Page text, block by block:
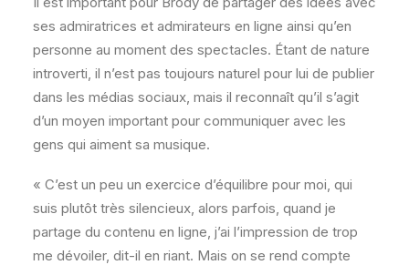
ses admiratrices et admirateurs en ligne ainsi qu’en
personne au moment des spectacles. Étant de nature
introverti, il n’est pas toujours naturel pour lui de publier
dans les médias sociaux, mais il reconnaît qu’il s’agit
d’un moyen important pour communiquer avec les
gens qui aiment sa musique.
« C’est un peu un exercice d’équilibre pour moi, qui
suis plutôt très silencieux, alors parfois, quand je
partage du contenu en ligne, j’ai l’impression de trop
me dévoiler, dit-il en riant. Mais on se rend compte